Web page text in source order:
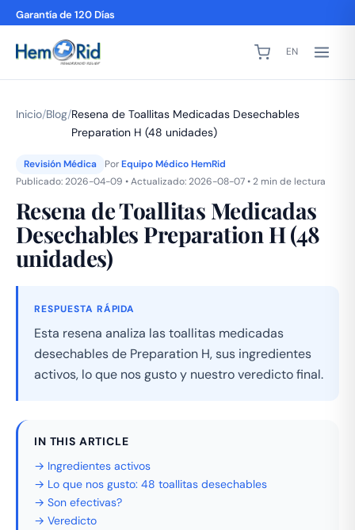
Garantía de 120 Días
EN
Inicio/Blog/Resena de Toallitas Medicadas Desechables
Preparation H (48 unidades)
Revisión Médica PorEquipo Médico HemRid
Publicado: 2026-04-09 • Actualizado: 2026-08-07 • 2 min de lectura
Resena de Toallitas Medicadas
Desechables Preparation H (48
unidades)
RESPUESTA RÁPIDA
Esta resena analiza las toallitas medicadas
desechables de Preparation H, sus ingredientes
activos, lo que nos gusto y nuestro veredicto final.
IN THIS ARTICLE
→ Ingredientes activos
→ Lo que nos gusto: 48 toallitas desechables
→ Son efectivas?
→ Veredicto